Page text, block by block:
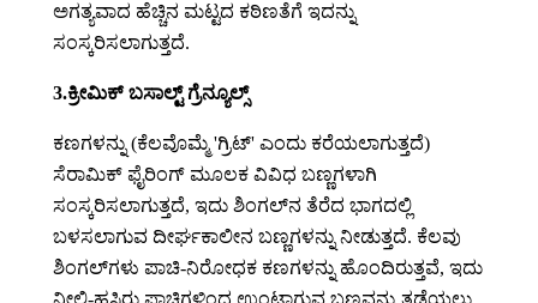
ಅಗತ್ಯವಾದ ಹೆಚ್ಚಿನ ಮಟ್ಟದ ಕಠಿಣತೆಗೆ ಇದನ್ನು
ಸಂಸ್ಕರಿಸಲಾಗುತ್ತದೆ.
3.ಕ್ರೀಮಿಕ್ ಬಸಾಲ್ಟ್ ಗ್ರೆನ್ಯೂಲ್ಸ್
ಕಣಗಳನ್ನು (ಕೆಲವೊಮ್ಮೆ 'ಗ್ರಿಟ್' ಎಂದು ಕರೆಯಲಾಗುತ್ತದೆ)
ಸೆರಾಮಿಕ್ ಫೈರಿಂಗ್ ಮೂಲಕ ವಿವಿಧ ಬಣ್ಣಗಳಾಗಿ
ಸಂಸ್ಕರಿಸಲಾಗುತ್ತದೆ, ಇದು ಶಿಂಗಲ್‌ನ ತೆರೆದ ಭಾಗದಲ್ಲಿ
ಬಳಸಲಾಗುವ ದೀರ್ಘಕಾಲೀನ ಬಣ್ಣಗಳನ್ನು ನೀಡುತ್ತದೆ. ಕೆಲವು
ಶಿಂಗಲ್‌ಗಳು ಪಾಚಿ-ನಿರೋಧಕ ಕಣಗಳನ್ನು ಹೊಂದಿರುತ್ತವೆ, ಇದು